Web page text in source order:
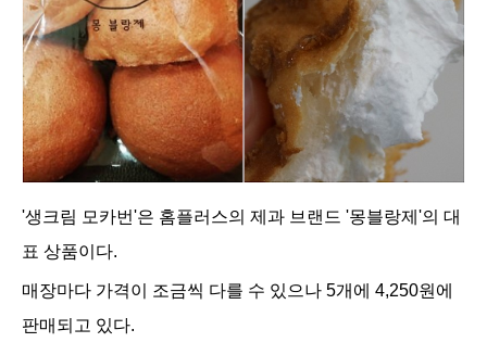
'생크림 모카번'은 홈플러스의 제과 브랜드 '몽블랑제'의 대
표 상품이다.
매장마다 가격이 조금씩 다를 수 있으나 5개에 4,250원에
판매되고 있다.